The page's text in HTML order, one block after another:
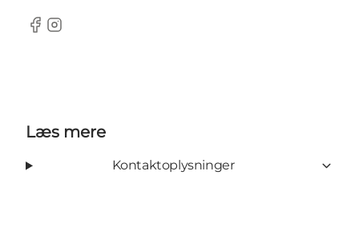
Facebook
Instagram
Læs mere
Kontaktoplysninger